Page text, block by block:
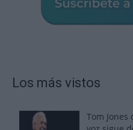
Los más vistos
Tom